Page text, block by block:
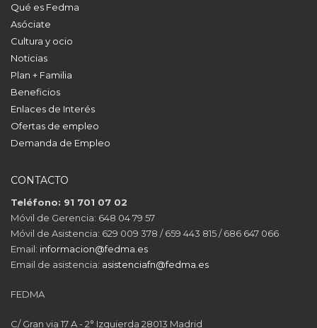
Qué es Fedma
Asóciate
Cultura y ocio
Noticias
Plan + Familia
Beneficios
Enlaces de Interés
Ofertas de empleo
Demanda de Empleo
CONTACTO
Teléfono: 91 701 07 02
Móvil de Gerencia: 648 04 79 57
Móvil de Asistencia: 629 009 378 / 659 443 815 / 686 647 066
Email: informacion@fedma.es
Email de asistencia: asistenciafn@fedma.es
FEDMA
C/ Gran via 17 A - 2° Izquierda 28013 Madrid